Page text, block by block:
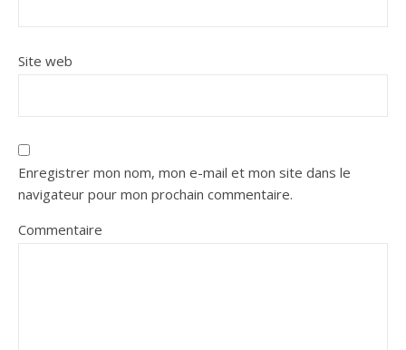
Site web
Enregistrer mon nom, mon e-mail et mon site dans le
navigateur pour mon prochain commentaire.
Commentaire